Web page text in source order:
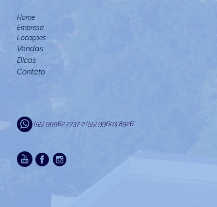
Home
Empresa
Locações
Vendas
Dicas
Contato
(55) 99962.2737 e (55) 99603.8926